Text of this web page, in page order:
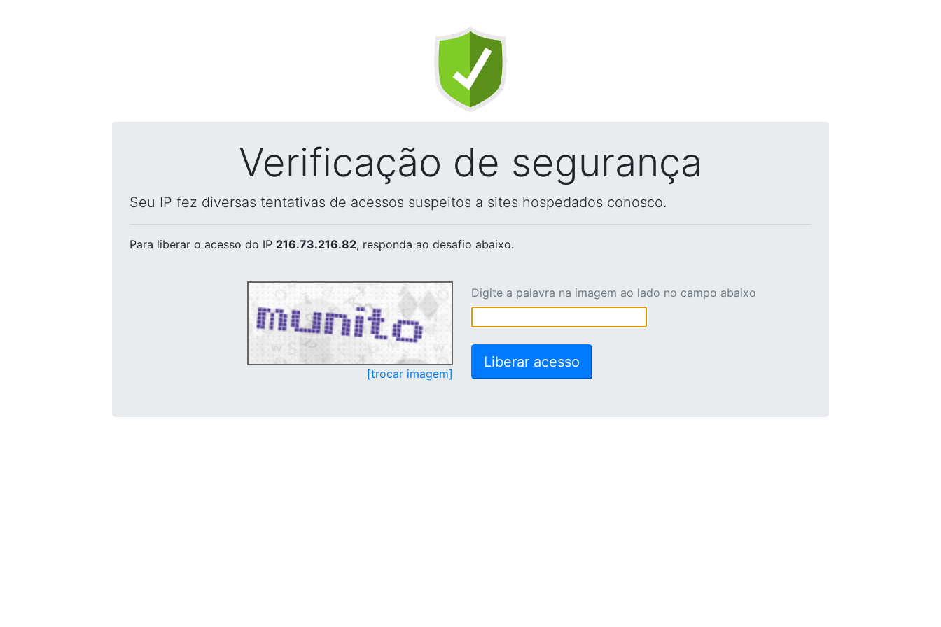
Verificação de segurança
Seu IP fez diversas tentativas de acessos suspeitos a sites hospedados conosco.
Para liberar o acesso do IP 216.73.216.82, responda ao desafio abaixo.
[trocar imagem]
Digite a palavra na imagem ao lado no campo abaixo